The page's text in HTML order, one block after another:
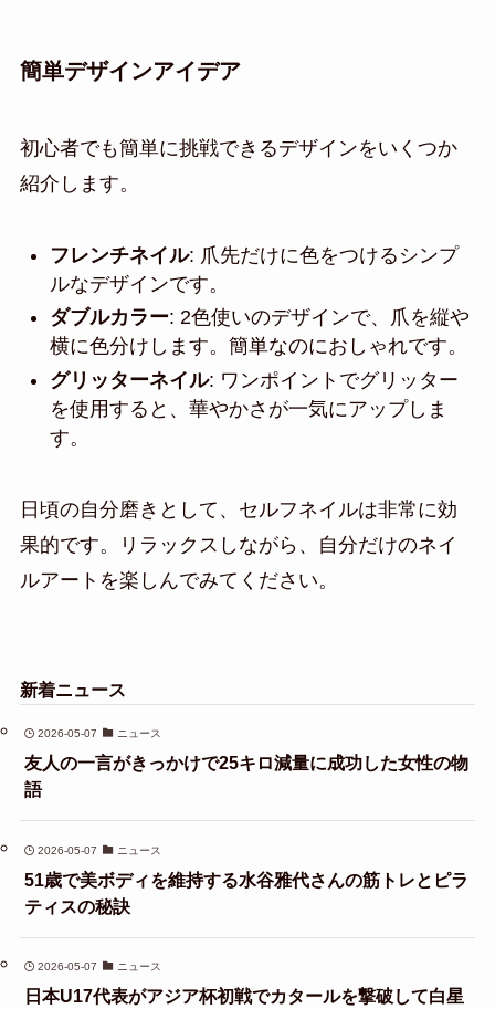
簡単デザインアイデア
初心者でも簡単に挑戦できるデザインをいくつか
紹介します。
フレンチネイル: 爪先だけに色をつけるシンプ
ルなデザインです。
ダブルカラー: 2色使いのデザインで、爪を縦や
横に色分けします。簡単なのにおしゃれです。
グリッターネイル: ワンポイントでグリッター
を使用すると、華やかさが一気にアップしま
す。
日頃の自分磨きとして、セルフネイルは非常に効
果的です。リラックスしながら、自分だけのネイ
ルアートを楽しんでみてください。
新着ニュース
2026-05-07 ニュース
友人の一言がきっかけで25キロ減量に成功した女性の物
語
2026-05-07 ニュース
51歳で美ボディを維持する水谷雅代さんの筋トレとピラ
ティスの秘訣
2026-05-07 ニュース
日本U17代表がアジア杯初戦でカタールを撃破して白星